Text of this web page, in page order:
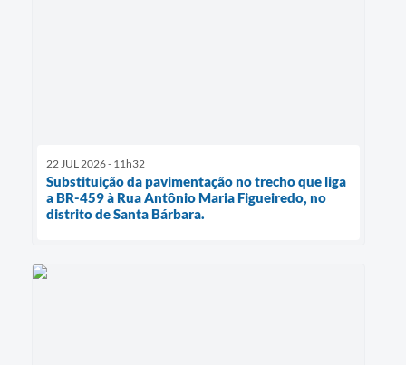
22 JUL 2026 - 11h32
Substituição da pavimentação no trecho que liga
a BR-459 à Rua Antônio Maria Figueiredo, no
distrito de Santa Bárbara.